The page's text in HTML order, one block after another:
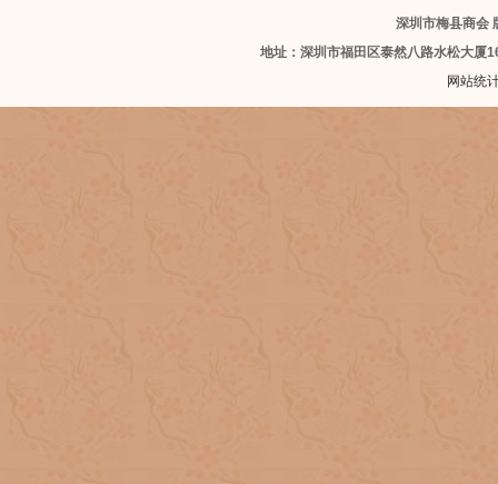
深圳市梅县商
地址：深圳市福田区泰然八路水松大厦
网站统